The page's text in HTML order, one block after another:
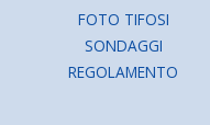
FOTO TIFOSI
SONDAGGI
REGOLAMENTO